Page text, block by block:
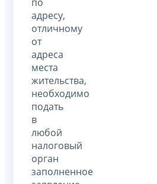
адресу,
отличному
от
адреса
места
жительства,
необходимо
подать
в
любой
налоговый
орган
заполненное